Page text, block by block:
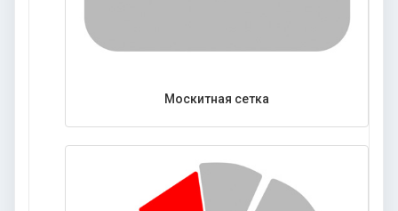
Москитная сетка